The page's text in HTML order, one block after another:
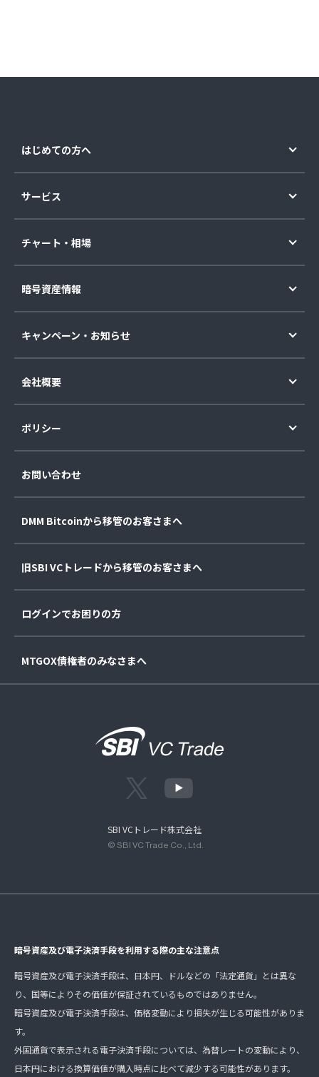
はじめての方へ
サービス
チャート・相場
暗号資産情報
キャンペーン・お知らせ
会社概要
ポリシー
お問い合わせ
DMM Bitcoinから移管のお客さまへ
旧SBI VCトレードから移管のお客さまへ
ログインでお困りの方
MTGOX債権者のみなさまへ
SBI VCトレード株式会社
© SBI VC Trade Co., Ltd.
暗号資産及び電子決済手段を利用する際の主な注意点
暗号資産及び電子決済手段は、日本円、ドルなどの「法定通貨」とは異な
り、国等によりその価値が保証されているものではありません。
暗号資産及び電子決済手段は、価格変動により損失が生じる可能性がありま
す。
外国通貨で表示される電子決済手段については、為替レートの変動により、
日本円における換算価値が購入時点に比べて減少する可能性があります。